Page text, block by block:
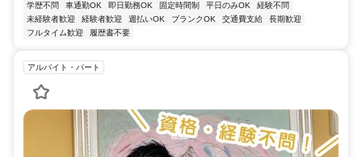
学歴不問
車通勤OK 即日勤務OK 固定時間制 平日のみOK
経験不問
未経験者歓迎
経験者歓迎 週払いOK ブランクOK 交通費支給
長期歓迎
フルタイム歓迎
履歴書不要
アルバイト・パート